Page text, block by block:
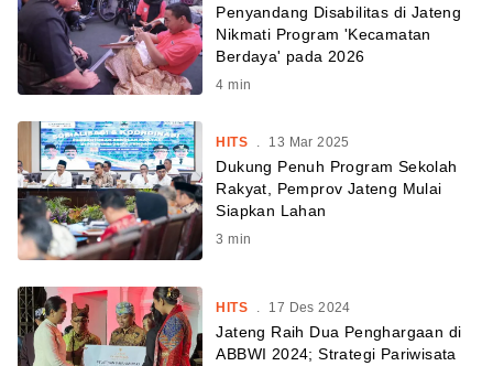
Penyandang Disabilitas di Jateng
Nikmati Program 'Kecamatan
Berdaya' pada 2026
4 min
HITS . 13 Mar 2025
Dukung Penuh Program Sekolah
Rakyat, Pemprov Jateng Mulai
Siapkan Lahan
3 min
HITS . 17 Des 2024
Jateng Raih Dua Penghargaan di
ABBWI 2024; Strategi Pariwisata